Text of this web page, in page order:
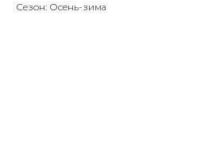
Сезон: Осень-зима